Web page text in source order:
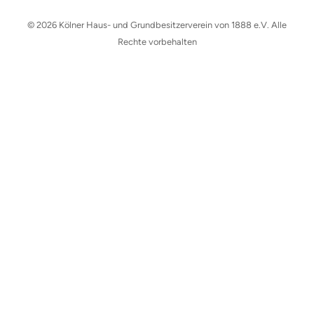
© 2026 Kölner Haus- und Grundbesitzerverein von 1888 e.V. Alle
Rechte vorbehalten